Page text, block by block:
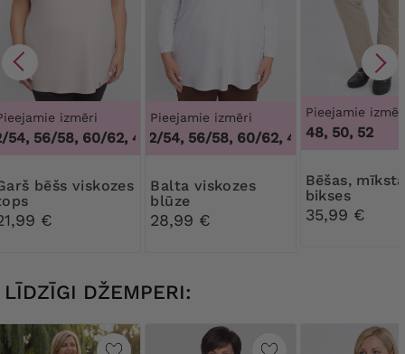
izmēri
56/58, 60/62,48/50, 52/54, 56/58, 60/62
€
Pieejamie izmēri
48/50, 52/54, 56/58, 60/62,48/50, 52/54,
Balta viskozes
blūze
28,99 €
Pieejamie
48, 50, 52
Bēšas, mīkstas
bikses
35,99 €
LĪDZĪGI DŽEMPERI: